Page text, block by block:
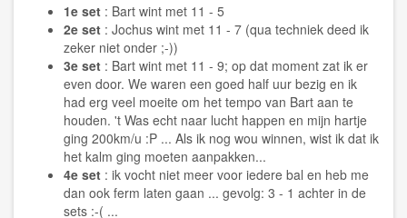
1e set : Bart wint met 11 - 5
2e set : Jochus wint met 11 - 7 (qua techniek deed ik
zeker niet onder ;-))
3e set : Bart wint met 11 - 9; op dat moment zat ik er
even door. We waren een goed half uur bezig en ik
had erg veel moeite om het tempo van Bart aan te
houden. 't Was echt naar lucht happen en mijn hartje
ging 200km/u :P ... Als ik nog wou winnen, wist ik dat ik
het kalm ging moeten aanpakken...
4e set : ik vocht niet meer voor iedere bal en heb me
dan ook ferm laten gaan ... gevolg: 3 - 1 achter in de
sets :-( ...